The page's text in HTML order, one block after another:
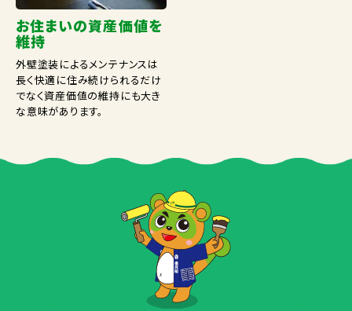
お住まいの資産価値を
維持
外壁塗装によるメンテナンスは
長く快適に住み続けられるだけ
でなく資産価値の維持にも大き
な意味があります。